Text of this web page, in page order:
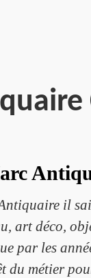
il
art déco,
par les
du métier